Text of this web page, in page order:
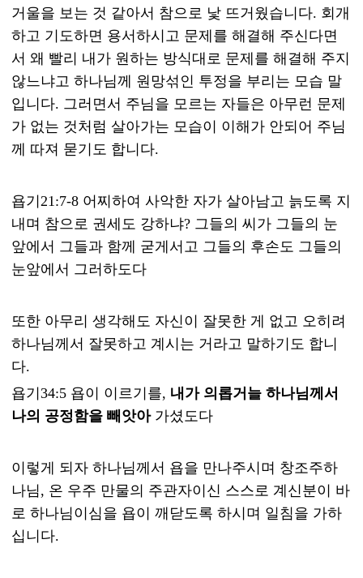
거울을 보는 것 같아서 참으로 낯 뜨거웠습니다. 회개
하고 기도하면 용서하시고 문제를 해결해 주신다면
서 왜 빨리 내가 원하는 방식대로 문제를 해결해 주지
않느냐고 하나님께 원망섞인 투정을 부리는 모습 말
입니다. 그러면서 주님을 모르는 자들은 아무런 문제
가 없는 것처럼 살아가는 모습이 이해가 안되어 주님
께 따져 묻기도 합니다.
욥기21:7-8 어찌하여 사악한 자가 살아남고 늙도록 지
내며 참으로 권세도 강하냐? 그들의 씨가 그들의 눈
앞에서 그들과 함께 굳게서고 그들의 후손도 그들의
눈앞에서 그러하도다
또한 아무리 생각해도 자신이 잘못한 게 없고 오히려
하나님께서 잘못하고 계시는 거라고 말하기도 합니
다.
욥기34:5 욥이 이르기를, 내가 의롭거늘 하나님께서
나의 공정함을 빼앗아 가셨도다
이렇게 되자 하나님께서 욥을 만나주시며 창조주하
나님, 온 우주 만물의 주관자이신 스스로 계신분이 바
로 하나님이심을 욥이 깨닫도록 하시며 일침을 가하
십니다.